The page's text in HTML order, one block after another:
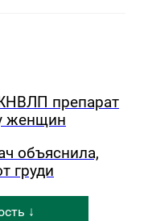
препарат
женщин
объяснила,
груди
↓